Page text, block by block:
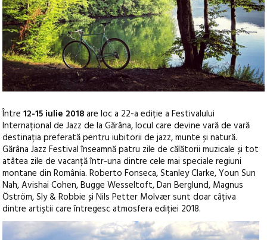
Între12-15 iulie 2018are loc a 22-a ediție a Festivalului
Internațional de Jazz de la Gărâna, locul care devine vară de vară
destinația preferată pentru iubitorii de jazz, munte și natură.
Gărâna Jazz Festival înseamnă patru zile de călătorii muzicale și tot
atâtea zile de vacanță într-una dintre cele mai speciale regiuni
montane din România. Roberto Fonseca, Stanley Clarke, Youn Sun
Nah, Avishai Cohen, Bugge Wesseltoft, Dan Berglund, Magnus
Öström, Sly & Robbie și Nils Petter Molvær sunt doar câțiva
dintre artiștii care întregesc atmosfera ediției 2018.